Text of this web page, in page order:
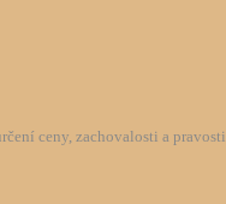
ceny, zachovalosti a pravosti.